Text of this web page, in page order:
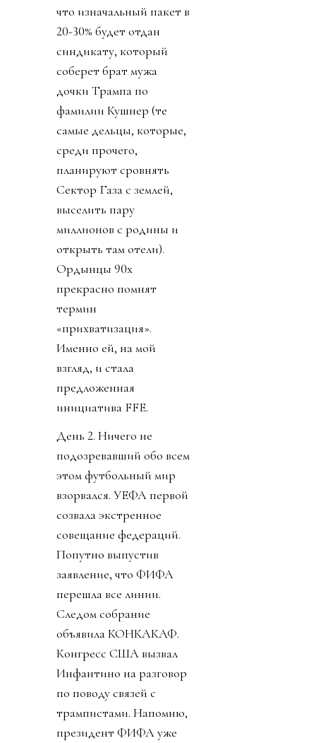
что изначальный пакет в
20-30% будет отдан
синдикату, который
соберет брат мужа
дочки Трампа по
фамилии Кушнер (те
самые дельцы, которые,
среди прочего,
планируют сровнять
Сектор Газа с землей,
выселить пару
миллионов с родины и
открыть там отели).
Ордынцы 90х
прекрасно помнят
термин
«прихватизация».
Именно ей, на мой
взгляд, и стала
предложенная
инициатива FFE.
День 2. Ничего не
подозревавший обо всем
этом футбольный мир
взорвался. УЕФА первой
созвала экстренное
совещание федераций.
Попутно выпустив
заявление, что ФИФА
перешла все линии.
Следом собрание
объявила КОНКАКАФ.
Конгресс США вызвал
Инфантино на разговор
по поводу связей с
трампистами. Напомню,
президент ФИФА уже